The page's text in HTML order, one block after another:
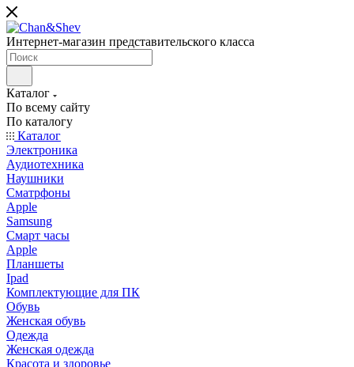
Интернет-магазин представительского класса
Каталог
По всему сайту
По каталогу
Каталог
Электроника
Аудиотехника
Наушники
Сматрфоны
Apple
Samsung
Смарт часы
Apple
Планшеты
Ipad
Комплектующие для ПК
Обувь
Женская обувь
Одежда
Женская одежда
Красота и здоровье